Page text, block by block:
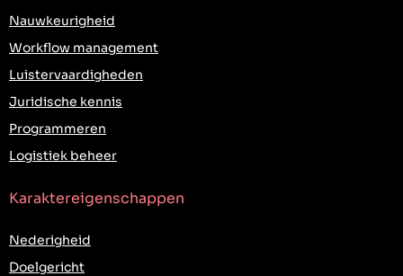
Nauwkeurigheid
Workflow management
Luistervaardigheden
Juridische kennis
Programmeren
Logistiek beheer
Karaktereigenschappen
Nederigheid
Doelgericht